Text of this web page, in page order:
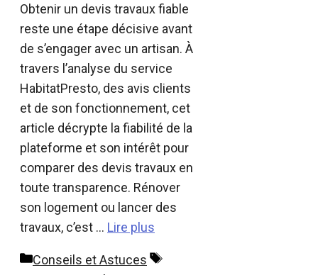
Obtenir un devis travaux fiable
reste une étape décisive avant
de s’engager avec un artisan. À
travers l’analyse du service
HabitatPresto, des avis clients
et de son fonctionnement, cet
article décrypte la fiabilité de la
plateforme et son intérêt pour
comparer des devis travaux en
toute transparence. Rénover
son logement ou lancer des
travaux, c’est … Lire plus
Catégories
Conseils et Astuces
Étiquettes